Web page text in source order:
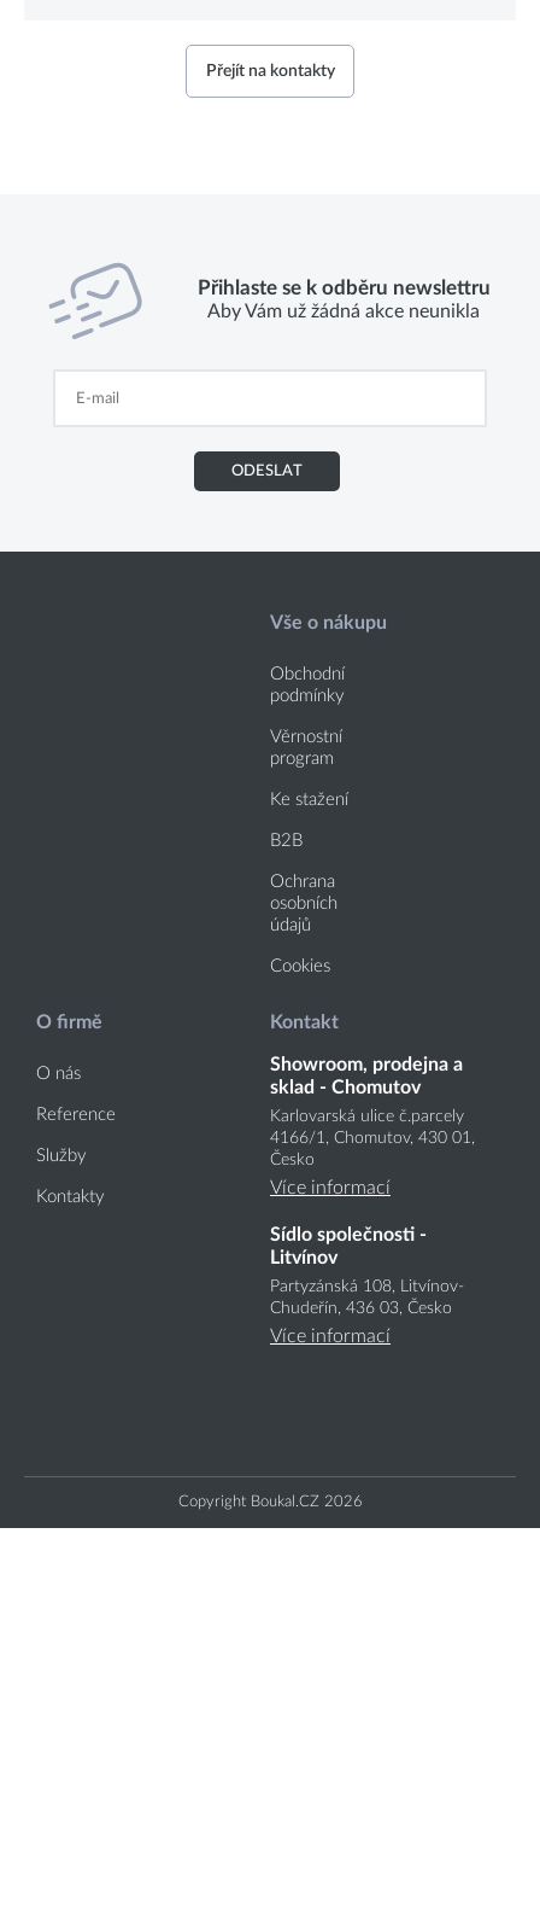
Přejít na kontakty
Přihlaste se k odběru newslettru
Aby Vám už žádná akce neunikla
ODESLAT
Vše o nákupu
Obchodní
podmínky
Věrnostní
program
Ke stažení
B2B
Ochrana
osobních
údajů
Cookies
O firmě
O nás
Reference
Služby
Kontakty
Kontakt
Showroom, prodejna a
sklad - Chomutov
Karlovarská ulice č.parcely
4166/1, Chomutov, 430 01,
Česko
Více informací
Sídlo společnosti -
Litvínov
Partyzánská 108, Litvínov-
Chudeřín, 436 03, Česko
Více informací
Copyright Boukal.CZ 2026